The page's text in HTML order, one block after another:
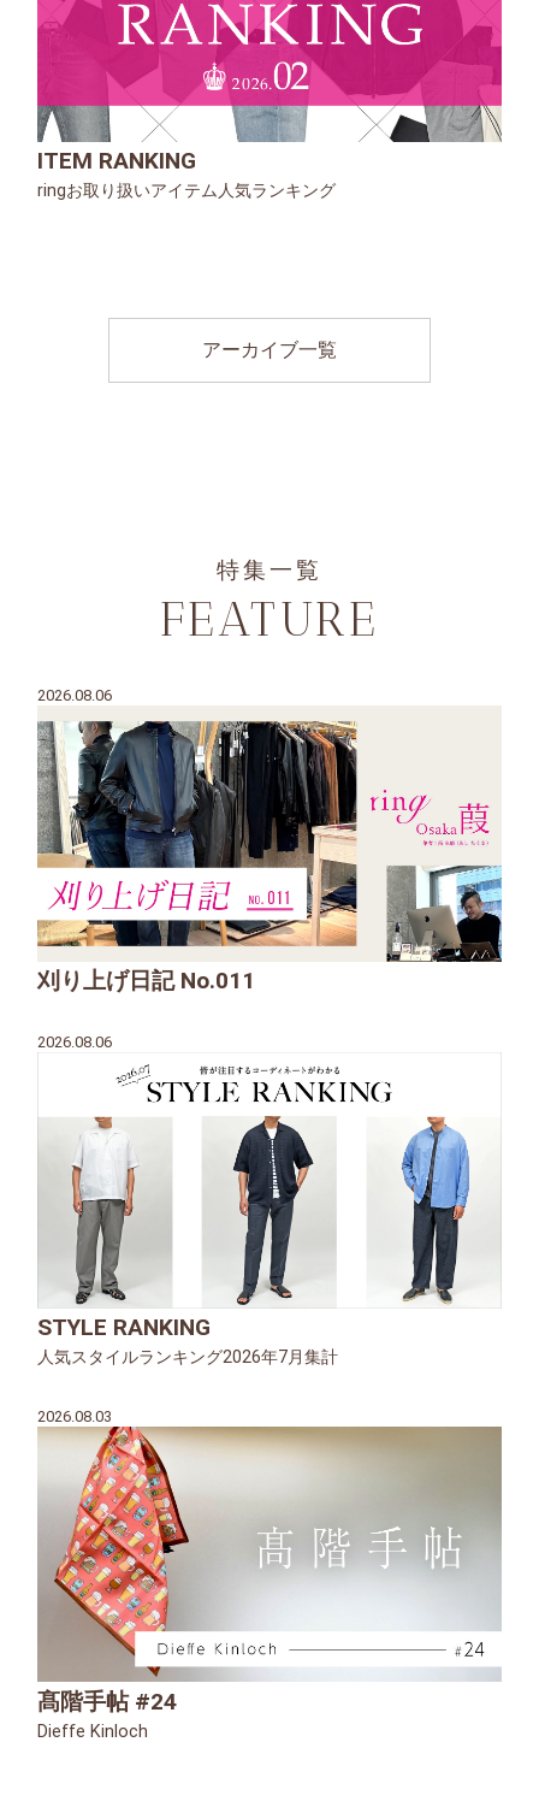
ITEM RANKING
ringお取り扱いアイテム人気ランキング
アーカイブ一覧
特集一覧
FEATURE
2026.08.06
刈り上げ日記 No.011
2026.08.06
STYLE RANKING
人気スタイルランキング2026年7月集計
2026.08.03
髙階手帖 #24
Dieffe Kinloch